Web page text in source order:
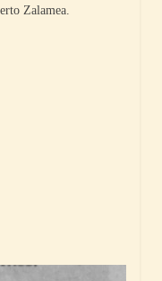
Zalamea.